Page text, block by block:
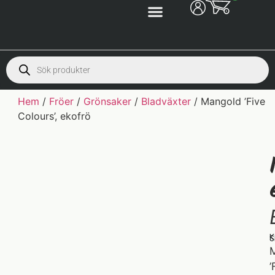
Hem / Fröer / Grönsaker / Bladväxter / Mangold ’Five
Colours’, ekofrö